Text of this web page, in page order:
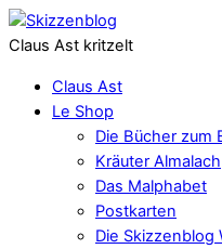
Claus Ast kritzelt
Claus Ast
Le Shop
Die Bücher zum
Kräuter Almalach
Das Malphabet
Postkarten
Die Skizzenblog